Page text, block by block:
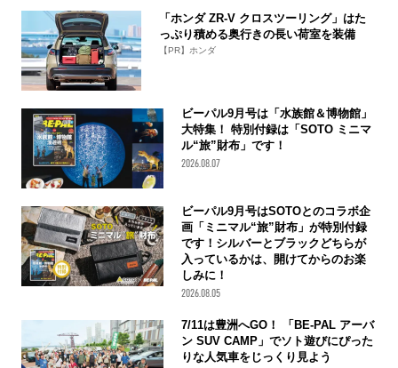
「ホンダ ZR-V クロスツーリング」はた
っぷり積める奥行きの長い荷室を装備
【PR】ホンダ
ビーパル9月号は「水族館＆博物館」
大特集！ 特別付録は「SOTO ミニマ
ル“旅”財布」です！
2026.08.07
ビーパル9月号はSOTOとのコラボ企
画「ミニマル“旅”財布」が特別付録
です！シルバーとブラックどちらが
入っているかは、開けてからのお楽
しみに！
2026.08.05
7/11は豊洲へGO！ 「BE-PAL アーバ
ン SUV CAMP」でソト遊びにぴった
りな人気車をじっくり見よう